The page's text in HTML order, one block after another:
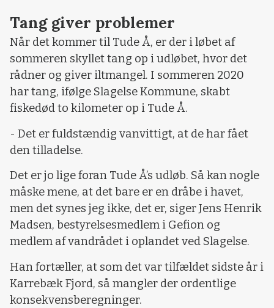
Tang giver problemer
Når det kommer til Tude Å, er der i løbet af
sommeren skyllet tang op i udløbet, hvor det
rådner og giver iltmangel. I sommeren 2020
har tang, ifølge Slagelse Kommune, skabt
fiskedød to kilometer op i Tude Å.
- Det er fuldstændig vanvittigt, at de har fået
den tilladelse.
Det er jo lige foran Tude Å’s udløb. Så kan nogle
måske mene, at det bare er en dråbe i havet,
men det synes jeg ikke, det er, siger Jens Henrik
Madsen, bestyrelsesmedlem i Gefion og
medlem af vandrådet i oplandet ved Slagelse.
Han fortæller, at som det var tilfældet sidste år i
Karrebæk Fjord, så mangler der ordentlige
konsekvensberegninger.